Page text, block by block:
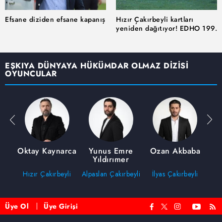
sınırlı olarak açık rızanız dahilinde kullanılacaktır.
Çerezlere ilişkin tercihlerinizi aşağıda yer alan panel
için Ayarlar butonuna tıklayabilir,Çerez Bilgilendirme
Metnimiziziyaret edebilirsiniz.
hazırlanmış Aydınlatma Metnimizi okumak ve sitemizde
ilgili mevzuata uygun olarak kullanılan çerezlerle ilgili bilgi
almak için lütfentıklayınız .
Efsane diziden efsane kapanış
Hızır Çakırbeyli kartları
yeniden dağıtıyor! EDHO 199.
EŞKIYA DÜNYAYA HÜKÜMDAR OLMAZ DİZİSİ
OYUNCULAR
Oktay Kaynarca
Hızır Çakırbeyli
Yunus Emre
Yıldırımer
Alpaslan Çakırbeyli
Ozan Akbaba
İlyas Çakırbeyli
Üye Ol Üye Girişi